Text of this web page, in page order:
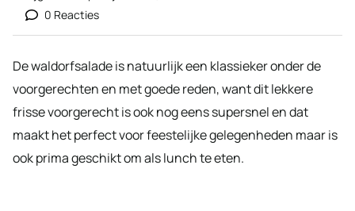
0 Reacties
De waldorfsalade is natuurlijk een klassieker onder de
voorgerechten en met goede reden, want dit lekkere
frisse voorgerecht is ook nog eens supersnel en dat
maakt het perfect voor feestelijke gelegenheden maar is
ook prima geschikt om als lunch te eten.